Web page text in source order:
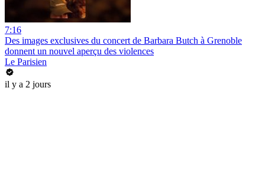
7:16
Des images exclusives du concert de Barbara Butch à Grenoble
donnent un nouvel aperçu des violences
Le Parisien
il y a 2 jours